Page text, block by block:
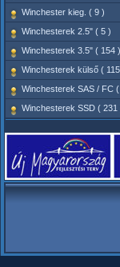
Winchester kieg. ( 9 )
Winchesterek 2.5" ( 5 )
Winchesterek 3.5" ( 154 )
Winchesterek külső (
Winchesterek SAS / FC
Winchesterek SSD ( 231